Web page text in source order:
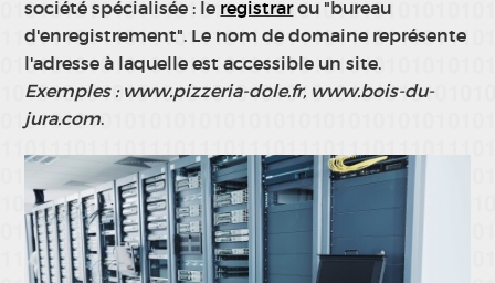
société spécialisée : le registrarou "bureau
d'enregistrement". Le nom de domaine représente
l'adresse à laquelle est accessible un site.
Exemples : www.pizzeria-dole.fr, www.bois-du-
jura.com.